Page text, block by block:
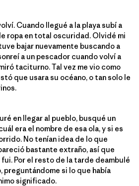
Cuando llegué a la playa subí a
ropa en total oscuridad. Olvidé mi
bajar nuevamente buscando a
a un pescador cuando volví a
taciturno. Tal vez me vio como
que usara su océano, o tan solo le
en llegar al pueblo, busqué un
era el nombre de esa ola, y si es
No tenían idea de lo que
bastante extraño, así que
fui. Por el resto de la tarde deambulé
si lo que había
significado.